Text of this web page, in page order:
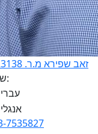
זאב שפירא מ.ר. 3223138
שפות:
7535827